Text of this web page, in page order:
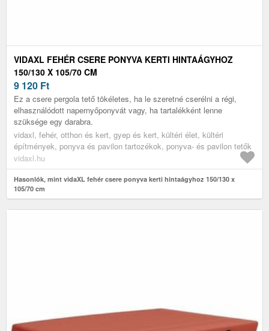
VIDAXL FEHÉR CSERE PONYVA KERTI HINTAÁGYHOZ
150/130 X 105/70 CM
9 120 Ft
Ez a csere pergola tető tökéletes, ha le szeretné cserélni a régi,
elhasználódott napernyőponyvát vagy, ha tartalékként lenne
szüksége egy darabra.
vidaxl, fehér, otthon és kert, gyep és kert, kültéri élet, kültéri
építmények, ponyva és pavilon tartozékok, ponyva- és pavilon tetők
vidaxl.hu
Hasonlók, mint vidaXL fehér csere ponyva kerti hintaágyhoz 150/130 x
105/70 cm